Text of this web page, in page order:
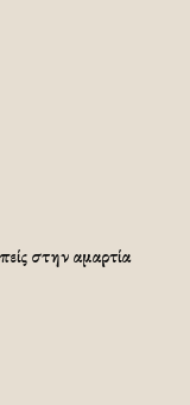
στην αμαρτία